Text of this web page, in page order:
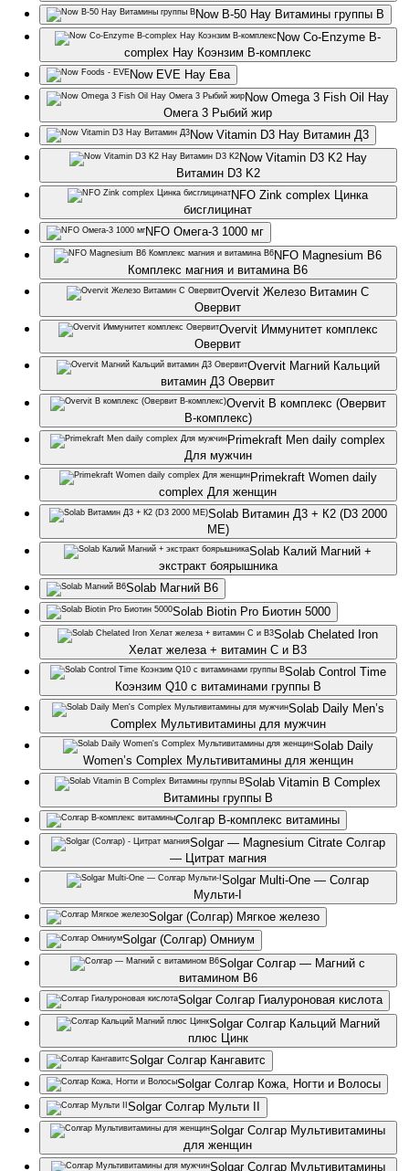
Now B-50 Нау Витамины группы В
Now Co-Enzyme B-
complex Нау Коэнзим B-комплекс
Now EVE Нау Ева
Now Omega 3 Fish Oil Нау
Омега 3 Рыбий жир
Now Vitamin D3 Нау Витамин Д3
Now Vitamin D3 K2 Нау
Витамин D3 K2
NFO Zink complex Цинка
бисглицинат
NFO Омега-3 1000 мг
NFO Magnesium B6
Комплекс магния и витамина В6
Overvit Железо Витамин C
Овервит
Overvit Иммунитет комплекс
Овервит
Overvit Магний Кальций
витамин Д3 Овервит
Overvit B комплекс (Овервит
В-комплекс)
Primekraft Men daily complex
Для мужчин
Primekraft Women daily
complex Для женщин
Solab Витамин Д3 + К2 (D3 2000
МЕ)
Solab Калий Магний +
экстракт боярышника
Solab Магний В6
Solab Biotin Pro Биотин 5000
Solab Chelated Iron
Хелат железа + витамин С и В3
Solab Control Time
Коэнзим Q10 с витаминами группы В
Solab Daily Men’s
Complex Мультивитамины для мужчин
Solab Daily
Women’s Complex Мультивитамины для женщин
Solab Vitamin B Complex
Витамины группы В
Солгар В-комплекс витамины
Solgar — Magnesium Citrate Солгар
— Цитрат магния
Solgar Multi-One — Солгар
Мульти-I
Solgar (Солгар) Мягкое железо
Solgar (Солгар) Омниум
Solgar Солгар — Магний с
витамином В6
Solgar Солгар Гиалуроновая кислота
Solgar Солгар Кальций Магний
плюс Цинк
Solgar Солгар Кангавитс
Solgar Солгар Кожа, Ногти и Волосы
Solgar Солгар Мульти II
Solgar Солгар Мультивитамины
для женщин
Solgar Солгар Мультивитамины